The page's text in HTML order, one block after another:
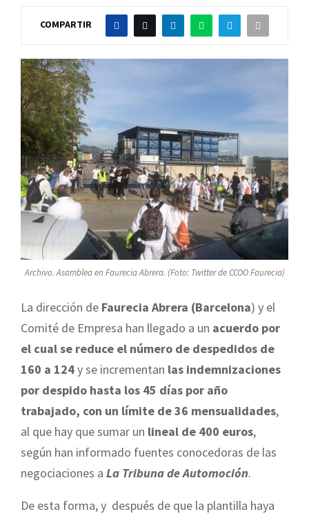
COMPARTIR
Archivo. Asamblea en Faurecia Abrera. (Foto: Twitter de CCOO Faurecia)
La dirección de Faurecia Abrera (Barcelona) y el
Comité de Empresa han llegado a un acuerdo por
el cual se reduce el número de despedidos de
160 a 124y se incrementan las indemnizaciones
por despido hasta los 45 días por año
trabajado, con un límite de 36 mensualidades,
al que hay que sumar un lineal de 400 euros,
según han informado fuentes conocedoras de las
negociaciones a La Tribuna de Automoción.
De esta forma, y después de que la plantilla haya